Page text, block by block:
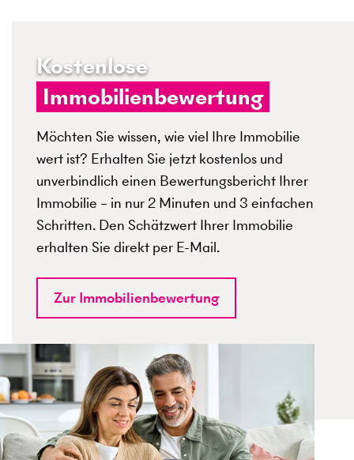
Kostenlose
Immobilienbewertung
Möchten Sie wissen, wie viel Ihre Immobilie
wert ist? Erhalten Sie jetzt kostenlos und
unverbindlich einen Bewertungsbericht Ihrer
Immobilie – in nur 2 Minuten und 3 einfachen
Schritten. Den Schätzwert Ihrer Immobilie
erhalten Sie direkt per E-Mail.
Zur Immobilienbewertung